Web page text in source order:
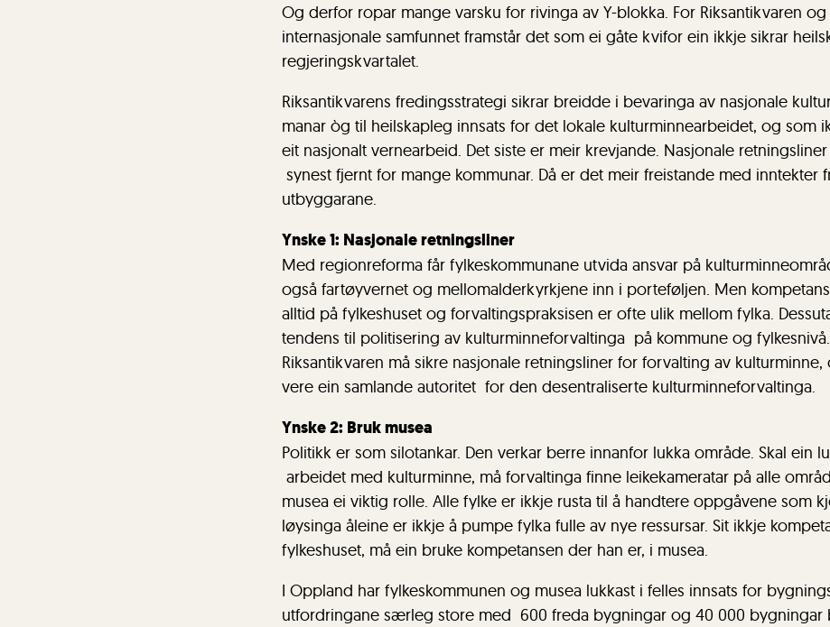
Og derfor ropar mange varsku for rivinga av Y-blokka. For Riksantikvaren
internasjonale samfunnet framstår det som ei gåte kvifor ein ikkje sikrar
regjeringskvartalet.
Riksantikvarens fredingsstrategi sikrar breidde i bevaringa av nasjonale
manar òg til heilskapleg innsats for det lokale kulturminnearbeidet, og som
eit nasjonalt vernearbeid. Det siste er meir krevjande. Nasjonale
synest fjernt for mange kommunar. Då er det meir freistande med inntekter
utbyggarane.
Ynske 1: Nasjonale retningsliner
Med regionreforma får fylkeskommunane utvida ansvar på
også fartøyvernet og mellomalderkyrkjene inn i porteføljen. Men
alltid på fylkeshuset og forvaltingspraksisen er ofte ulik mellom fylka.
tendens til politisering av kulturminneforvaltinga på kommune og fylkesnivå.
Riksantikvaren må sikre nasjonale retningsliner for forvalting av kulturminne,
vere ein samlande autoritet for den desentraliserte kulturminneforvaltinga.
Ynske 2: Bruk musea
Politikk er som silotankar. Den verkar berre innanfor lukka område. Skal ein
arbeidet med kulturminne, må forvaltinga finne leikekameratar på alle
musea ei viktig rolle. Alle fylke er ikkje rusta til å handtere oppgåvene som
løysinga åleine er ikkje å pumpe fylka fulle av nye ressursar. Sit ikkje
fylkeshuset, må ein bruke kompetansen der han er, i musea.
I Oppland har fylkeskommunen og musea lukkast i felles innsats for
utfordringane særleg store med 600 freda bygningar og 40 000 bygningar